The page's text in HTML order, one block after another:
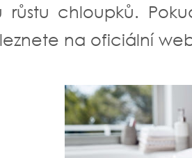
růstu chloupků.
na oficiální